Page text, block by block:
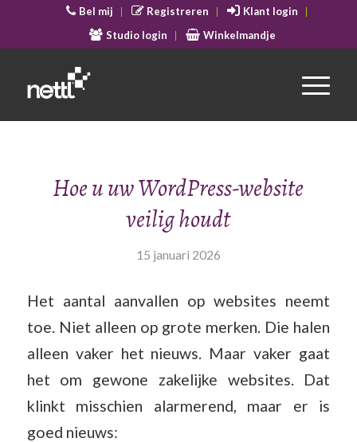
Bel mij Registreren
Klant login
Studio login
Winkelmandje
Hoe u uw WordPress-website
veilig houdt
15 januari 2026
Het aantal aanvallen op websites neemt
toe. Niet alleen op grote merken. Die halen
alleen vaker het nieuws. Maar vaker gaat
het om gewone zakelijke websites. Dat
klinkt misschien alarmerend, maar er is
goed nieuws: